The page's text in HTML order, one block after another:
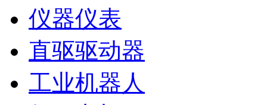
仪器仪表
直驱驱动器
工业机器人